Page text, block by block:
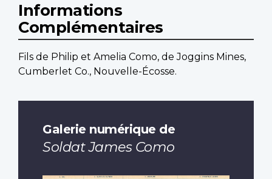
Informations
Complémentaires
Fils de Philip et Amelia Como, de Joggins Mines,
Cumberlet Co., Nouvelle-Écosse.
Galerie numérique de
Soldat James Como